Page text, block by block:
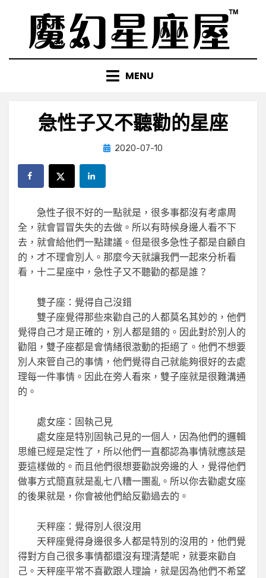
content
MENU
急性子又不聽勸的星座
by小編
Posted
2020-07-10
急性子很不好的一點就是，很多事都沒有考慮周
全，就會冒冒失失的去做。所以有時候身邊人看不下
去，就會給他們一點建議。但是很多急性子都是自顧自
的，才不理會別人。那麼今天就讓我們一起來分析看
看，十二星座中，急性子又不聽勸的都是誰？
雙子座：覺得自己沒錯
雙子座覺得那些來勸自己的人都莫名其妙的，他們
覺得自己才是正確的，別人都是錯的。因此對於別人的
勸阻，雙子座都是會情緒很激動的拒絕了。他們不想要
別人來管自己的事情，他們覺得自己就能夠很好的去處
理每一件事情。因此在旁人看來，雙子座就是很難溝通
的。
處女座：固執己見
處女座是特別固執己見的一個人，因為他們的邏輯
思維已經是定性了，所以他們一直都認為事情就應該是
要這樣做的。而且他們很想要勸說旁邊的人，覺得他們
做事方式簡直就是亂七八糟一團亂。所以你去勸處女座
的後果就是，你會被他們給反勸過去的。
天秤座：覺得別人很沒用
天秤座覺得身邊很多人都是特別的沒用的，他們覺
得對方自己很多事情都還沒有理清楚呢，就要來勸自
己。天秤座平常不喜歡跟人理論，就是因為他們不希望